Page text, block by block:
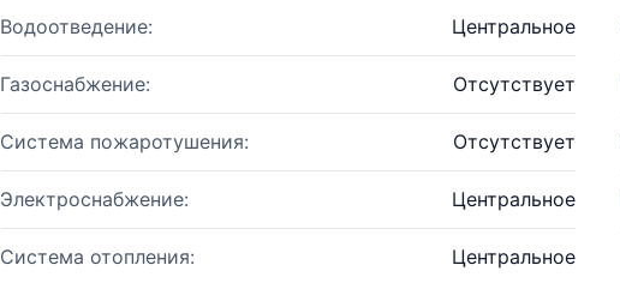
Водоотведение: Центральное
Газоснабжение: Отсутствует
Система пожаротушения: Отсутствует
Электроснабжение: Центральное
Система отопления: Центральное